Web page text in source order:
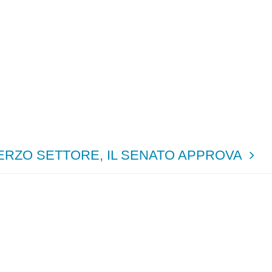
SETTORE, IL SENATO APPROVA